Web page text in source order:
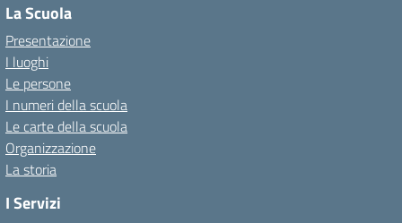
La Scuola
Presentazione
I luoghi
Le persone
I numeri della scuola
Le carte della scuola
Organizzazione
La storia
I Servizi